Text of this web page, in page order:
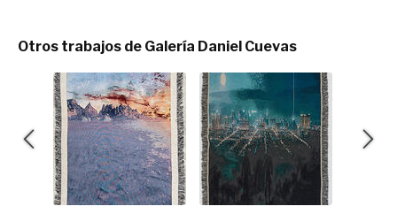
Otros trabajos de Galería Daniel Cuevas